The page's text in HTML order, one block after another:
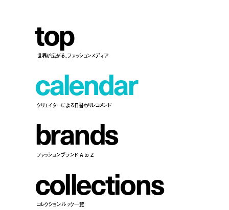
top
世界が広がる、ファッションメディア
calendar
クリエイターによる日替わりレコメンド
brands
ファッションブランド A to Z
collections
コレクションルック一覧